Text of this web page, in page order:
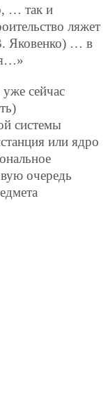
… так и
ляжет
Яковенко) … в
сейчас
системы
или ядро
очередь